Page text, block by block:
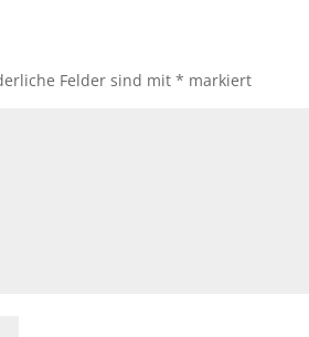
Felder sind mit* markiert